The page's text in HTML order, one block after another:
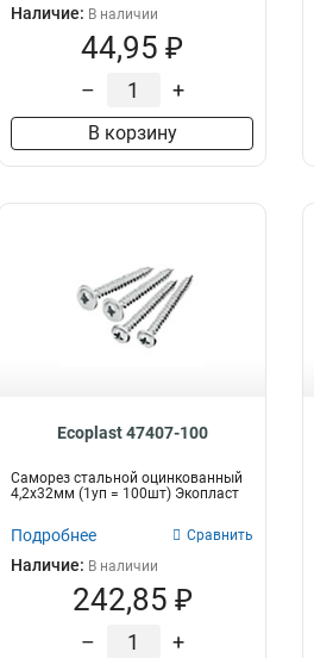
Наличие: В наличии
44,95 ₽
– +
В корзину
Ecoplast 47407-100
Саморез стальной оцинкованный
4,2x32мм (1уп = 100шт) Экопласт
Подробнее Сравнить
Наличие: В наличии
242,85 ₽
– +